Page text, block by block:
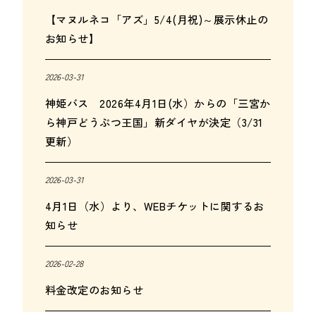
【マヌルネコ「アズ」5/4(月祝)～展示休止の
お知らせ】
2026-03-31
神姫バス 2026年4月1日(水）からの「三宮か
ら神戸どうぶつ王国」新ダイヤが決定（3/31
更新）
2026-03-31
4月1日（水）より、WEBチケットに関するお
知らせ
2026-02-28
料金改定のお知らせ